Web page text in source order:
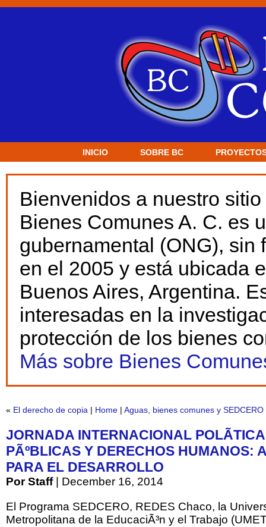
INICIO SOBRE BC
Bienvenidos a nuestro
Bienes Comunes A. C. es
gubernamental (ONG), sin
en el 2005 y está ubicada
Buenos Aires, Argentina.
interesadas en la
protección de los bienes
Más sobre Bienes
« El derecho de copia | Home | Aguas, bienes comunes y SEDCERO
JORNADA INTERNACIONAL
PÃºBLICAS Y DERECHOS HUMANOS:
PARA EL DESARROLLO
Por Staff| December 16, 2014
El Programa SEDCERO, REDES Chaco, la
Metropolitana de la EducaciÃ³n y el Trabajo